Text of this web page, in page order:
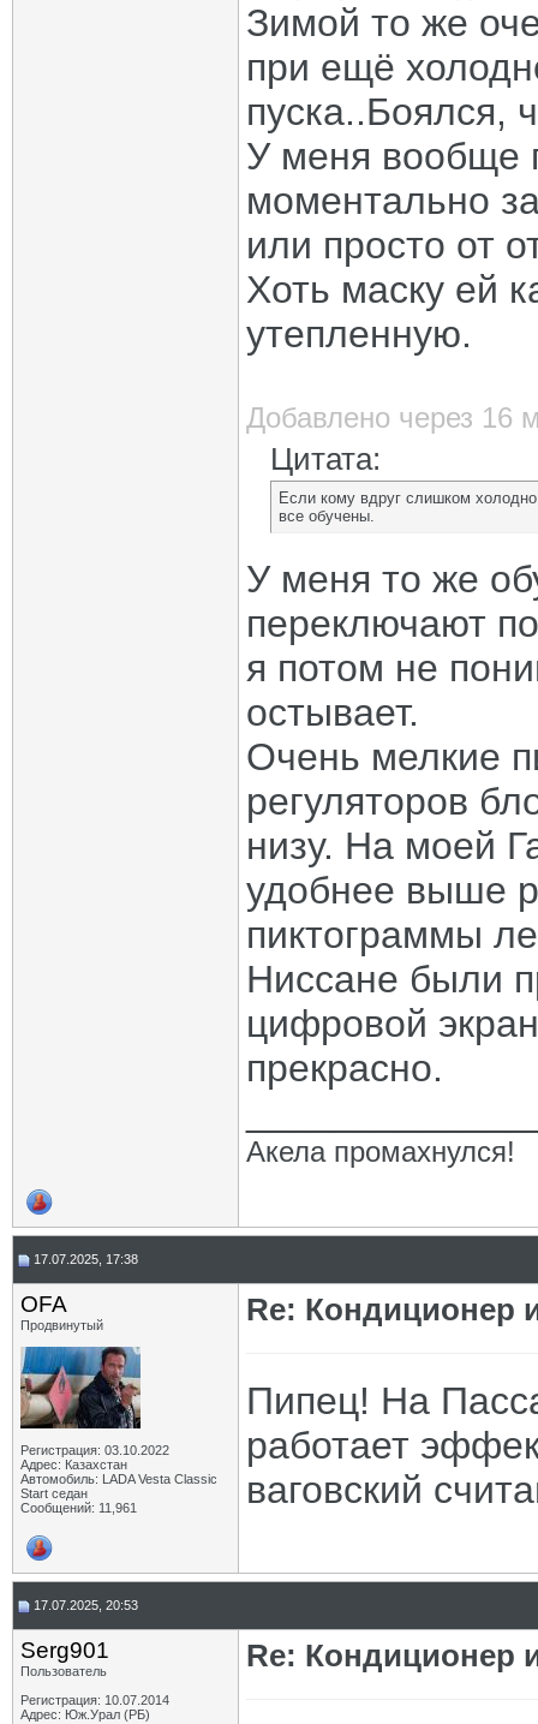
Зимой то же
при ещё
пуска..Боялся,
У меня вообще
моментально
или просто от
Хоть маску ей
утепленную.
Добавлено через 16
Цитата:
Если кому вдруг слишком
все обучены.
У меня то же
переключают
я потом не
остывает.
Очень мелкие
регуляторов
низу. На моей
удобнее выше
пиктограммы
Ниссане были
цифровой
прекрасно.
Акела промахнулся!
17.07.2025, 17:38
OFA
Продвинутый
Регистрация: 03.10.2022
Адрес: Казахстан
Автомобиль: LADA Vesta Classic
Start седан
Сообщений: 11,961
Re: Кондиционер
Пипец! На
работает
ваговский
17.07.2025, 20:53
Serg901
Пользователь
Регистрация: 10.07.2014
Адрес: Юж.Урал (РБ)
Re: Кондиционер